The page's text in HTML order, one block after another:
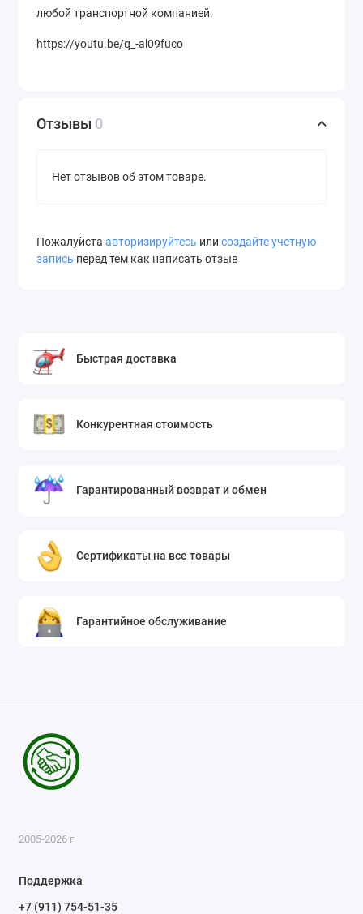
любой транспортной компанией.
https://youtu.be/q_-al09fuco
Отзывы 0
Нет отзывов об этом товаре.
Пожалуйста авторизируйтесь или создайте учетную
запись перед тем как написать отзыв
Быстрая доставка
Конкурентная стоимость
Гарантированный возврат и обмен
Сертификаты на все товары
Гарантийное обслуживание
2005-2026 г
Поддержка
+7 (911) 754-51-35